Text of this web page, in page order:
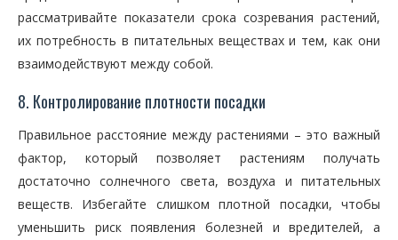
рассматривайте показатели срока созревания растений,
их потребность в питательных веществах и тем, как они
взаимодействуют между собой.
8. Контролирование плотности посадки
Правильное расстояние между растениями – это важный
фактор, который позволяет растениям получать
достаточно солнечного света, воздуха и питательных
веществ. Избегайте слишком плотной посадки, чтобы
уменьшить риск появления болезней и вредителей, а